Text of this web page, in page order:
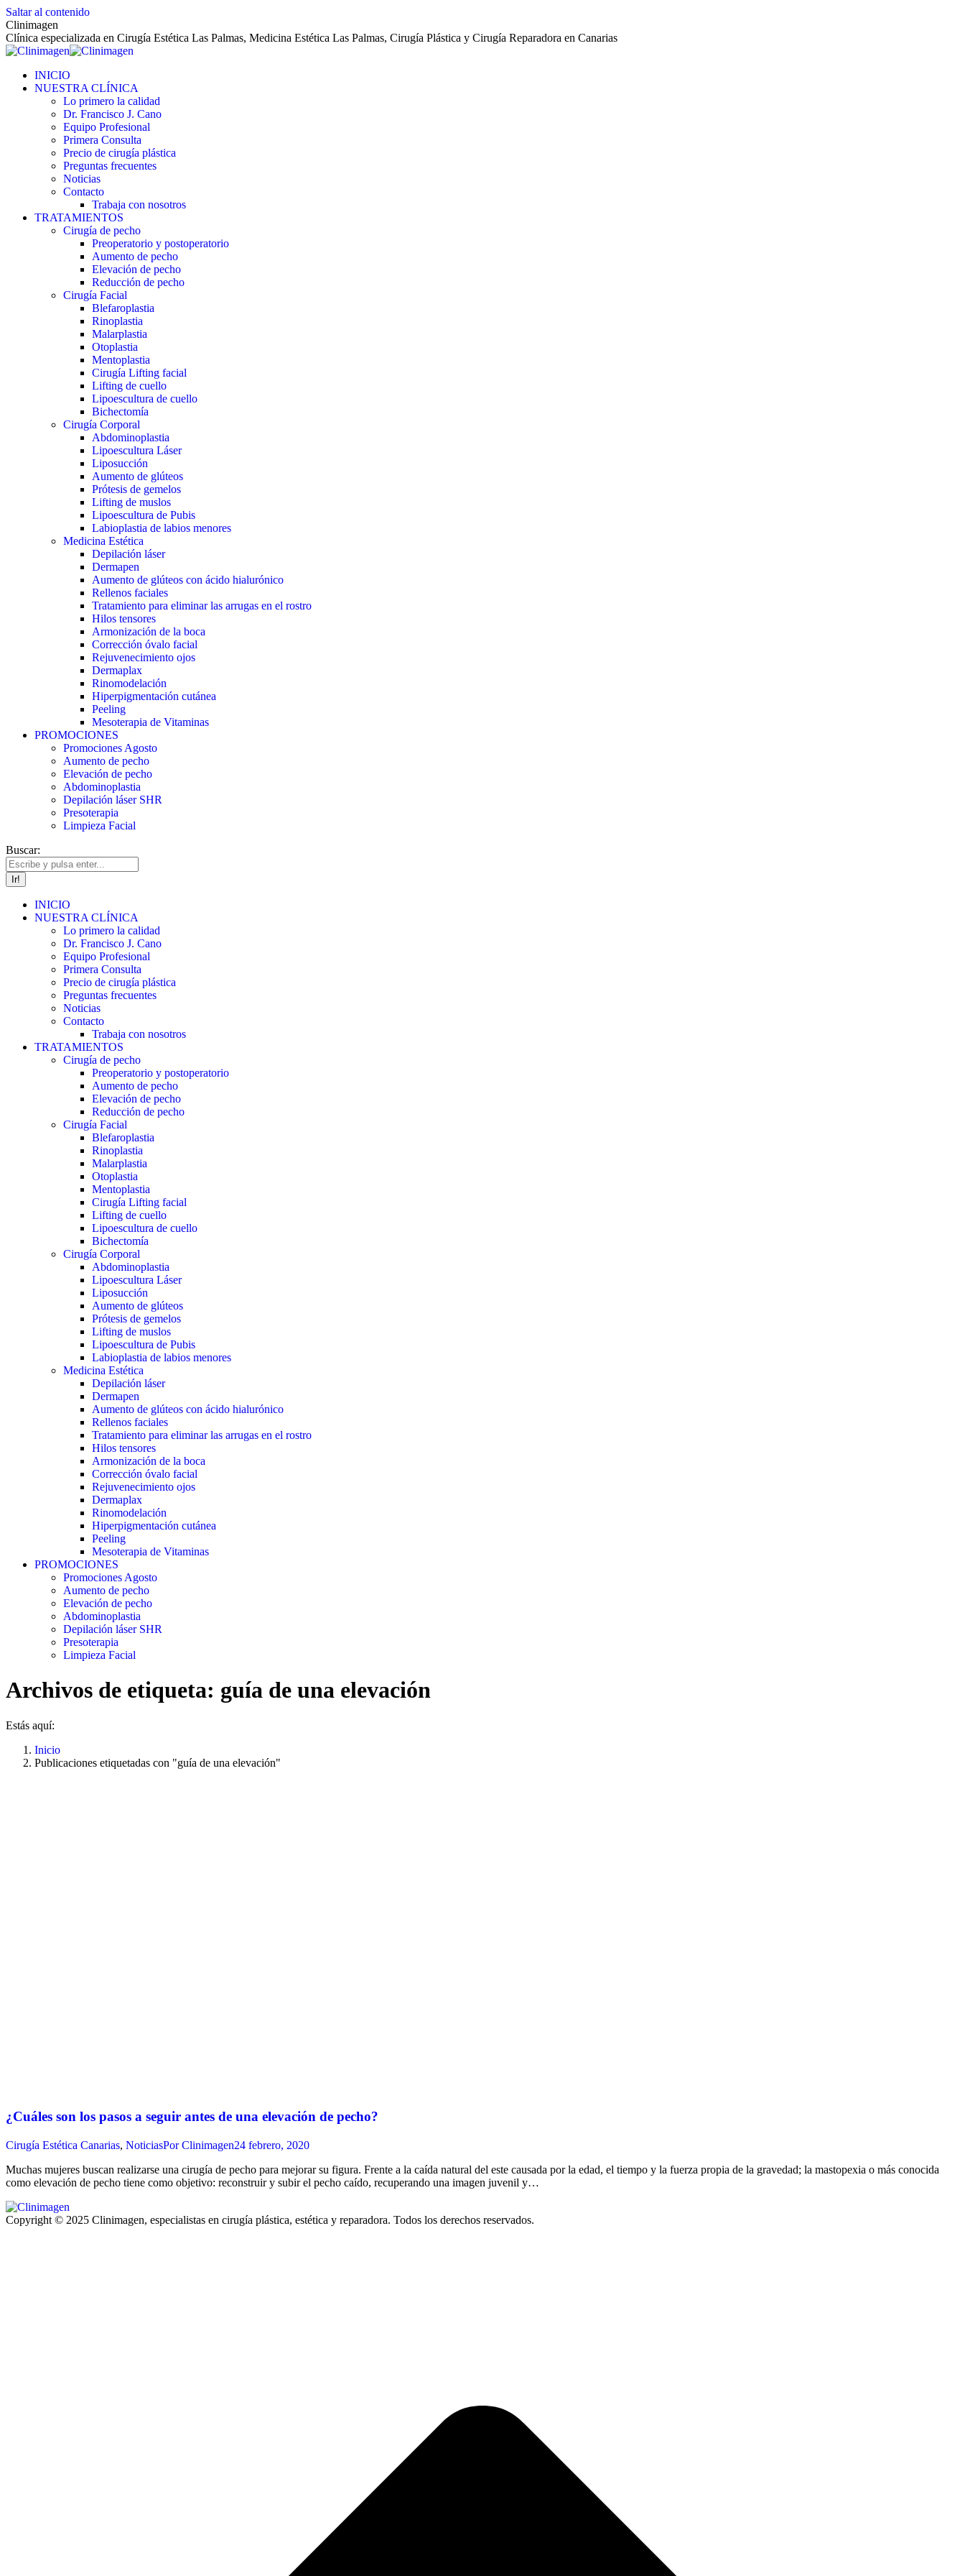
Saltar al contenido
Clinimagen
Clínica especializada en Cirugía Estética Las Palmas, Medicina Estética Las Palmas, Cirugía Plástica y Cirugía Reparadora en Canarias
INICIO
NUESTRA CLÍNICA
Lo primero la calidad
Dr. Francisco J. Cano
Equipo Profesional
Primera Consulta
Precio de cirugía plástica
Preguntas frecuentes
Noticias
Contacto
Trabaja con nosotros
TRATAMIENTOS
Cirugía de pecho
Preoperatorio y postoperatorio
Aumento de pecho
Elevación de pecho
Reducción de pecho
Cirugía Facial
Blefaroplastia
Rinoplastia
Malarplastia
Otoplastia
Mentoplastia
Cirugía Lifting facial
Lifting de cuello
Lipoescultura de cuello
Bichectomía
Cirugía Corporal
Abdominoplastia
Lipoescultura Láser
Liposucción
Aumento de glúteos
Prótesis de gemelos
Lifting de muslos
Lipoescultura de Pubis
Labioplastia de labios menores
Medicina Estética
Depilación láser
Dermapen
Aumento de glúteos con ácido hialurónico
Rellenos faciales
Tratamiento para eliminar las arrugas en el rostro
Hilos tensores
Armonización de la boca
Corrección óvalo facial
Rejuvenecimiento ojos
Dermaplax
Rinomodelación
Hiperpigmentación cutánea
Peeling
Mesoterapia de Vitaminas
PROMOCIONES
Promociones Agosto
Aumento de pecho
Elevación de pecho
Abdominoplastia
Depilación láser SHR
Presoterapia
Limpieza Facial
Buscar:
INICIO
NUESTRA CLÍNICA
Lo primero la calidad
Dr. Francisco J. Cano
Equipo Profesional
Primera Consulta
Precio de cirugía plástica
Preguntas frecuentes
Noticias
Contacto
Trabaja con nosotros
TRATAMIENTOS
Cirugía de pecho
Preoperatorio y postoperatorio
Aumento de pecho
Elevación de pecho
Reducción de pecho
Cirugía Facial
Blefaroplastia
Rinoplastia
Malarplastia
Otoplastia
Mentoplastia
Cirugía Lifting facial
Lifting de cuello
Lipoescultura de cuello
Bichectomía
Cirugía Corporal
Abdominoplastia
Lipoescultura Láser
Liposucción
Aumento de glúteos
Prótesis de gemelos
Lifting de muslos
Lipoescultura de Pubis
Labioplastia de labios menores
Medicina Estética
Depilación láser
Dermapen
Aumento de glúteos con ácido hialurónico
Rellenos faciales
Tratamiento para eliminar las arrugas en el rostro
Hilos tensores
Armonización de la boca
Corrección óvalo facial
Rejuvenecimiento ojos
Dermaplax
Rinomodelación
Hiperpigmentación cutánea
Peeling
Mesoterapia de Vitaminas
PROMOCIONES
Promociones Agosto
Aumento de pecho
Elevación de pecho
Abdominoplastia
Depilación láser SHR
Presoterapia
Limpieza Facial
Archivos de etiqueta: guía de una elevación
Estás aquí:
Inicio
Publicaciones etiquetadas con "guía de una elevación"
¿Cuáles son los pasos a seguir antes de una elevación de pecho?
Cirugía Estética Canarias, NoticiasPorClinimagen24 febrero, 2020
Muchas mujeres buscan realizarse una cirugía de pecho para mejorar su figura. Frente a la caída natural del este causada por la edad, el tiempo y la fuerza propia de la gravedad; la mastopexia o más conocida
como elevación de pecho tiene como objetivo: reconstruir y subir el pecho caído, recuperando una imagen juvenil y…
Copyright © 2025 Clinimagen, especialistas en cirugía plástica, estética y reparadora. Todos los derechos reservados.